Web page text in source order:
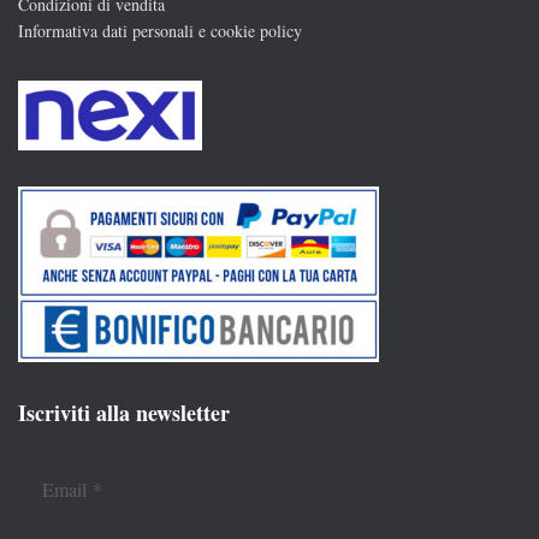
Informativa dati personali e cookie policy
Iscriviti alla newsletter
Email *